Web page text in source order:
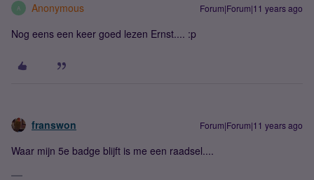
A Anonymous Forum|Forum|11 years ago
Nog eens een keer goed lezen Ernst.... :p
franswon Forum|Forum|11 years ago
Waar mijn 5e badge blijft is me een raadsel....